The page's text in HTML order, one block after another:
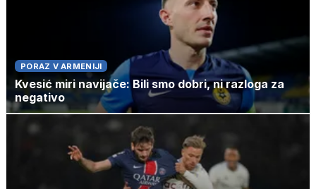
PORAZ V ARMENIJI
Kvesić miri navijače: Bili smo dobri, ni razloga za
negativo